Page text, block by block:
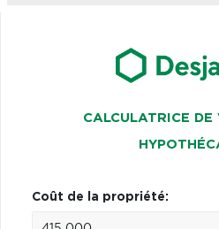
CALCULATRICE DE
Coût de la propriété: